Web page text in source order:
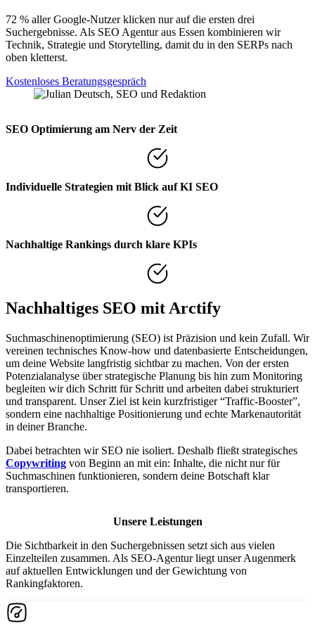
72 % aller Google-Nutzer klicken nur auf die ersten drei
Suchergebnisse. Als SEO Agentur aus Essen kombinieren wir
Technik, Strategie und Storytelling, damit du in den SERPs nach
oben kletterst.
Kostenloses Beratungsgespräch
SEO Optimierung am Nerv der Zeit
Individuelle Strategien mit Blick auf KI SEO
Nachhaltige Rankings durch klare KPIs
Nachhaltiges SEO mit Arctify
Suchmaschinenoptimierung (SEO) ist Präzision und kein Zufall. Wir
vereinen technisches Know-how und datenbasierte Entscheidungen,
um deine Website langfristig sichtbar zu machen. Von der ersten
Potenzialanalyse über strategische Planung bis hin zum Monitoring
begleiten wir dich Schritt für Schritt und arbeiten dabei strukturiert
und transparent. Unser Ziel ist kein kurzfristiger “Traffic-Booster”,
sondern eine nachhaltige Positionierung und echte Markenautorität
in deiner Branche.
Dabei betrachten wir SEO nie isoliert. Deshalb fließt strategisches
Copywriting von Beginn an mit ein: Inhalte, die nicht nur für
Suchmaschinen funktionieren, sondern deine Botschaft klar
transportieren.
Unsere Leistungen
Die Sichtbarkeit in den Suchergebnissen setzt sich aus vielen
Einzelteilen zusammen. Als SEO-Agentur liegt unser Augenmerk
auf aktuellen Entwicklungen und der Gewichtung von
Rankingfaktoren.